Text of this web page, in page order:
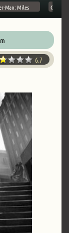
Man: Miles Ghost
6.7